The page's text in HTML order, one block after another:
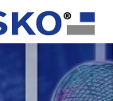
tool, a clean